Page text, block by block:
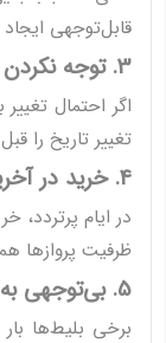
قابل‌توجهی ایجاد
3. توجه نکردن به قوانین استرداد
اگر احتمال
تغییر تاریخ را
4. خرید در آخرین لحظه
در ایام پرتردد،
ظرفیت پروازها
5. بی‌توجهی به بار مجاز
برخی بلیط‌ها بار